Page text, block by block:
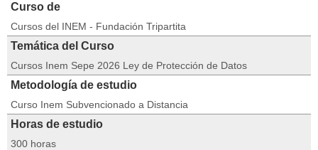
Curso de
Cursos del INEM - Fundación Tripartita
Temática del Curso
Cursos Inem Sepe 2026 Ley de Protección de Datos
Metodología de estudio
Curso Inem Subvencionado a Distancia
Horas de estudio
300 horas